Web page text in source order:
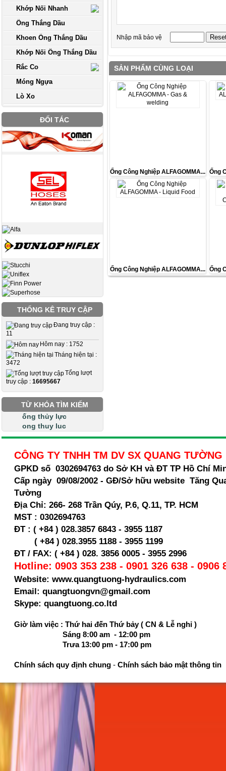
Khớp Nối Nhanh
Ống Thắng Dầu
Khoen Ống Thắng Dầu
Khớp Nối Ống Thắng Dầu
Rắc Co
Móng Ngựa
Lò Xo
ĐỐI TÁC
THỐNG KÊ TRUY CẬP
Đang truy cập :
11
Hôm nay : 1752
Tháng hiện tại :
3472
Tổng lượt
truy cập : 16695667
TỪ KHÓA TÌM KIẾM
ống thủy lực
ong thuy luc
Nhập mã bảo vệ
SẢN PHẨM CÙNG LOẠI
Ống Công Nghiệp ALFAGOMMA... Ống
Ống Công Nghiệp ALFAGOMMA... Ống
CÔNG TY TNHH TM DV SX QUANG TƯỜNG
GPKD số 0302694763 do Sở KH và ĐT TP Hồ Chí
Cấp ngày 09/08/2002 - GĐ/Sở hữu website Tăng
Tường
Địa Chỉ: 266- 268 Trần Qúy, P.6, Q.11, TP. HCM
MST : 0302694763
ĐT : ( +84 ) 028.3857 6843 - 3955 1187
( +84 ) 028.3955 1188 - 3955 1199
ĐT / FAX: ( +84 ) 028. 3856 0005 - 3955 2996
Hotline: 0903 353 238 - 0901 326 638 - 0906
Website: www.quangtuong-hydraulics.com
Email: quangtuongvn@gmail.com
Skype: quangtuong.co.ltd
Giờ làm việc : Thứ hai đến Thứ bảy ( CN & Lễ nghỉ )
Sáng 8:00 am - 12:00 pm
Trưa 13:00 pm - 17:00 pm
Chính sách quy định chung - Chính sách bảo mật thông tin